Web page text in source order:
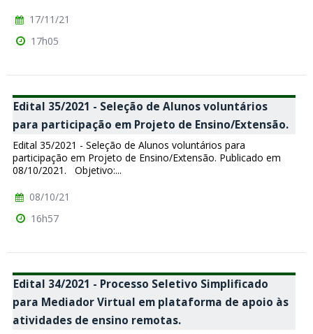
17/11/21
17h05
Edital 35/2021 - Seleção de Alunos voluntários
para participação em Projeto de Ensino/Extensão.
Edital 35/2021 - Seleção de Alunos voluntários para
participação em Projeto de Ensino/Extensão. Publicado em
08/10/2021. Objetivo:...
08/10/21
16h57
Edital 34/2021 - Processo Seletivo Simplificado
para Mediador Virtual em plataforma de apoio às
atividades de ensino remotas.